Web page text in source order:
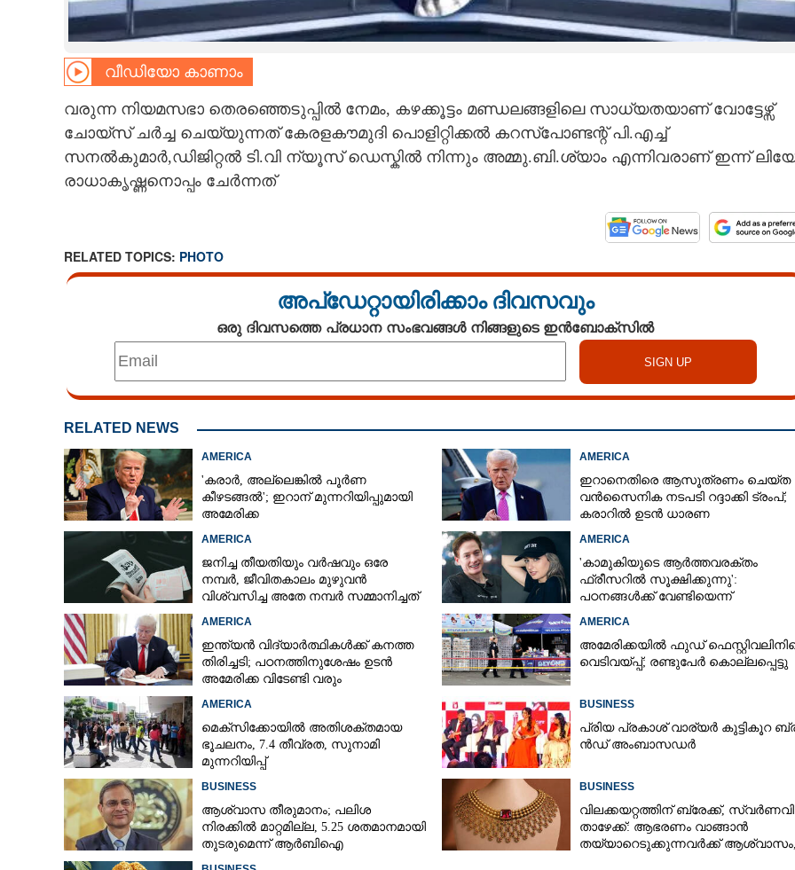
CARTOONS
LITERATURE
CONTACT US
വീഡിയോ കാണാം
വരുന്ന നിയമസഭാ തെരഞ്ഞെടുപ്പിൽ നേമം, കഴക്കൂട്ടം മണ്ഡലങ്ങളിലെ സാധ്യതയാണ് വോട്ടേഴ്സ്
ചോയ്സ് ചർച്ച ചെയ്യുന്നത് കേരളകൗമുദി പൊളിറ്റിക്കൽ കറസ്പോണ്ടന്റ് പി.എച്ച്
സനൽകുമാർ,ഡിജിറ്റൽ ടി.വി ന്യൂസ് ഡെസ്കിൽ നിന്നും അമ്മു.ബി.ശ്യാം എന്നിവരാണ് ഇന്ന്
രാധാകൃഷ്ണനൊപ്പം ചേർന്നത്
RELATED TOPICS: PHOTO
അപ്ഡേറ്റായിരിക്കാം ദിവസവും
ഒരു ദിവസത്തെ പ്രധാന സംഭവങ്ങൾ നിങ്ങളുടെ ഇൻബോക്സിൽ
RELATED NEWS
AMERICA
'കരാർ, അല്ലെങ്കിൽ പൂർണ
കീഴടങ്ങൽ'; ഇറാന് മുന്നറിയിപ്പുമായി
അമേരിക്ക
AMERICA
ഇറാനെതിരെ ആസൂത്രണം ചെയ്‌ത
വൻസൈനിക നടപടി റദ്ദാക്കി ട്രംപ്;
കരാറിൽ ഉടൻ ധാരണ
AMERICA
ജനിച്ച തീയതിയും വർഷവും ഒരേ
നമ്പർ, ജീവിതകാലം മുഴുവൻ
വിശ്വസിച്ച അതേ നമ്പർ സമ്മാനിച്ചത്
AMERICA
'കാമുകിയുടെ ആർത്തവരക്തം
ഫ്രീസറിൽ സൂക്ഷിക്കുന്നു':
പഠനങ്ങൾക്ക് വേണ്ടിയെന്ന്
AMERICA
ഇന്ത്യൻ വിദ്യാർത്ഥികൾക്ക് കനത്ത
തിരിച്ചടി; പഠനത്തിനുശേഷം ഉടൻ
അമേരിക്ക വിടേണ്ടി വരും
AMERICA
അമേരിക്കയിൽ ഫുഡ്
വെടിവയ്‌പ്പ്; രണ്ടുപേർ കൊല്ലപ്പെട്ടു
AMERICA
മെക്സിക്കോയിൽ അതിശക്തമായ
ഭൂചലനം,​ 7.4 തീവ്രത,​ സുനാമി
മുന്നറിയിപ്പ്
BUSINESS
പ്രി​യ​ ​പ്ര​കാ​ശ് ​വാ​ര്യർ കു​ട്ടി​കൂ​റ​
ൻ​ഡ് ​അം​ബാ​സ​ഡ​ർ
BUSINESS
ആശ്വാസ തീരുമാനം; പലിശ
നിരക്കിൽ മാറ്റമില്ല, 5.25 ശതമാനമായി
തുടരുമെന്ന് ആർബിഐ
BUSINESS
വിലക്കയറ്റത്തിന് ബ്രേക്ക്,
താഴേക്ക്: ആഭരണം വാങ്ങാൻ
തയ്യാറെടുക്കുന്നവർക്ക്Share this link